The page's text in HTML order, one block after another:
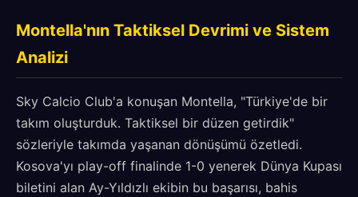
Montella'nın Taktiksel Devrimi ve Sistem
Analizi
Sky Calcio Club'a konuşan Montella, "Türkiye'de bir
takım oluşturduk. Taktiksel bir düzen getirdik"
sözleriyle takımda yaşanan dönüşümü özetledi.
Kosova'yı play-off finalinde 1-0 yenerek Dünya Kupası
biletini alan Ay-Yıldızlı ekibin bu başarısı, bahis